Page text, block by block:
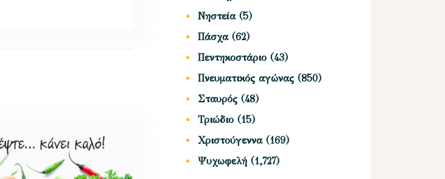
Νηστεία(5)
Πάσχα(62)
Πεντηκοστάριο (43)
Πνευματικός αγώνας (850)
Σταυρός (48)
Τριώδιο (15)
Χριστούγεννα(169)
Ψυχωφελή (1,727)